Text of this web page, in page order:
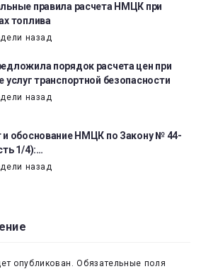
правила расчета НМЦК при
топлива
назад
порядок расчета цен при
услуг транспортной безопасности
назад
и обоснование НМЦК по Закону № 44-
1/4):…
назад
опубликован. Обязательные поля